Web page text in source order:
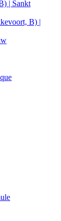
| Sankt
B) |